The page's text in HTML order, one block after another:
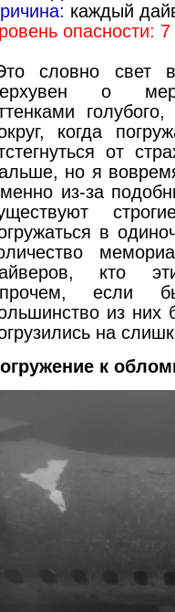
каждый
опасности: 7
словно свет
о
когда
от
но я
из-за
в
кто
если
из них
на
к